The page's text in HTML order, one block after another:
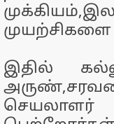
இதில்
செயலாளர்